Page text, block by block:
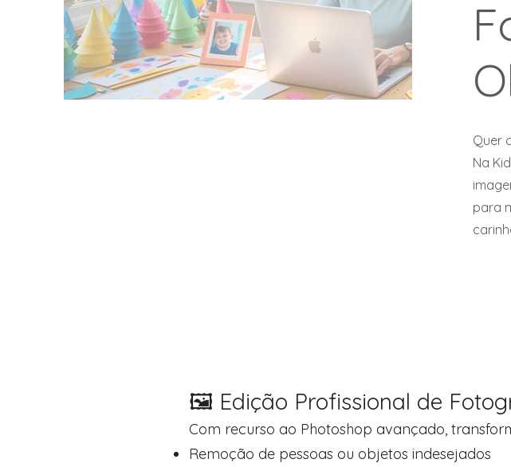
Quer
Na
para
🖼️ Edição Profissional de
Com recurso ao Photoshop avançado,
Remoção de pessoas ou objetos indesejados